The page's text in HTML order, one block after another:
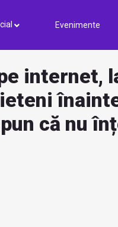
Evenimente
internet,
că nu